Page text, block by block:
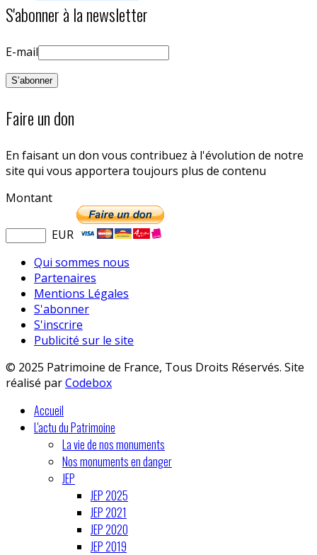
S'abonner à la newsletter
E-mail
Faire un don
En faisant un don vous contribuez à l'évolution de notre
site qui vous apportera toujours plus de contenu
Montant
EUR
Qui sommes nous
Partenaires
Mentions Légales
S'abonner
S'inscrire
Publicité sur le site
© 2025 Patrimoine de France, Tous Droits Réservés. Site
réalisé parCodebox
Accueil
L'actu du Patrimoine
La vie de nos monuments
Nos monuments en danger
JEP
JEP 2025
JEP 2021
JEP 2020
JEP 2019